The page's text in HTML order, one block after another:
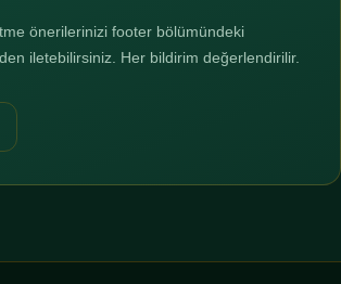
önerilerinizi footer bölümündeki
iletebilirsiniz. Her bildirim değerlendirilir.